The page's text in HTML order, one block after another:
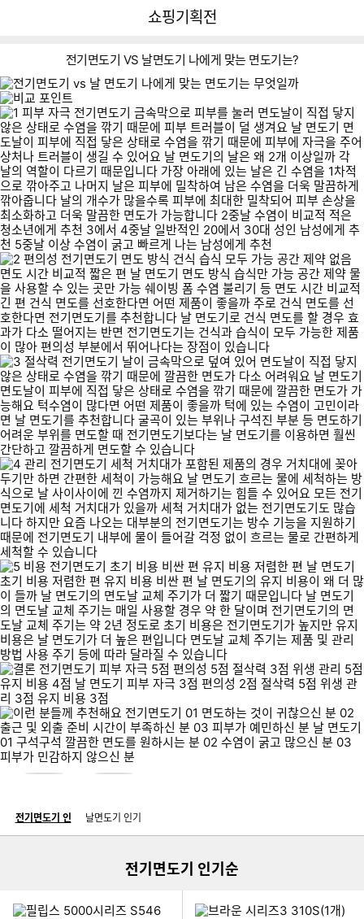
다나와
쇼핑기획전
전기면도기 VS 날면도기 나에게 맞는 면도기는?
피
부
자
극
편
의
성
절
삭
력
관
리
비
용
더
기
면
가
기
더
면
도
기
전기면도기 인 날면도기 인기
전기면도기 인기순